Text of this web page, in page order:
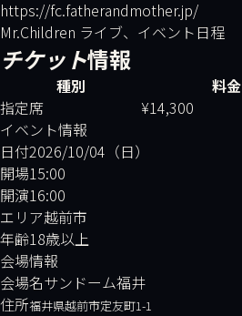
https://fc.fatherandmother.jp/
Mr.Children ライブ、イベント日程
チケット情報
種別 料金
指定席
¥14,300
イベント情報
日付2026/10/04（日）
開場15:00
開演16:00
エリア越前市
年齢18歳以上
会場情報
会場名サンドーム福井
住所福井県越前市定友町1-1